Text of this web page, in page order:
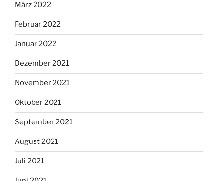
März 2022
Februar 2022
Januar 2022
Dezember 2021
November 2021
Oktober 2021
September 2021
August 2021
Juli 2021